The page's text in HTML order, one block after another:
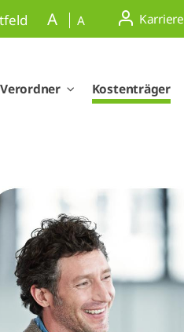
A A Karriere
Verordner Kostenträger